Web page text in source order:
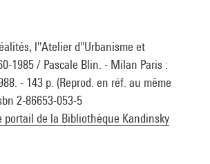
l''Atelier d''Urbanisme et
1985 / Pascale Blin. - Milan Paris :
- 143 p. (Reprod. en réf. au même
2-86653-053-5
portail de la Bibliothèque Kandinsky